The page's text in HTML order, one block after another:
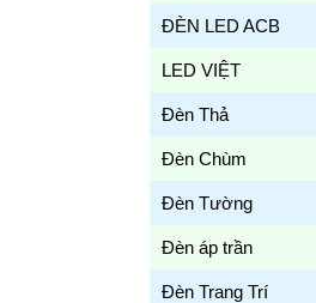
ĐÈN LED ACB
LED VIỆT
Đèn Thả
Đèn Chùm
Đèn Tường
Đèn áp trần
Đèn Trang Trí